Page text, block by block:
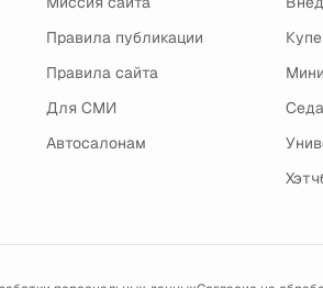
Правила публикации
Правила сайта
Для СМИ
Автосалонам
Купе